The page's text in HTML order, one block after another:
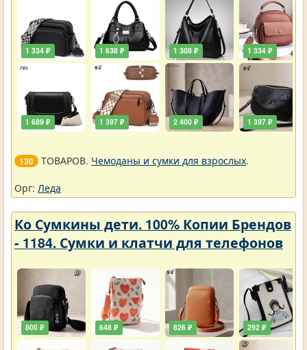
1 334 ₽
1 689 ₽
1 638 ₽
1 397 ₽
1 308 ₽
2 400 ₽
1 334 ₽
1 397 ₽
130 ТОВАРОВ. Чемоданы и сумки для взрослых.
Орг: Леда
Ко Сумкины дети. 100% Копии Брендов
- 1184. Сумки и клатчи для телефонов
800 ₽ 648 ₽ 826 ₽ 292 ₽